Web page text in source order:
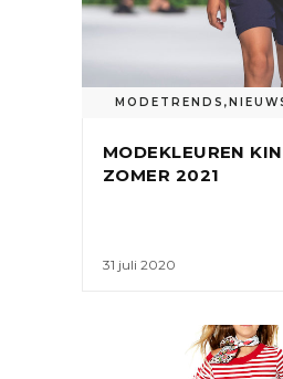
MODETRENDS ,
MODEKLEUREN
ZOMER 2021
31 juli 2020